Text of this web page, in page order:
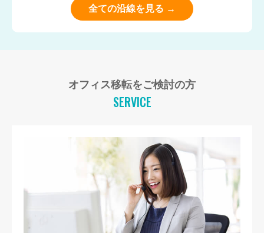
全ての沿線を見る →
オフィス移転をご検討の方
SERVICE